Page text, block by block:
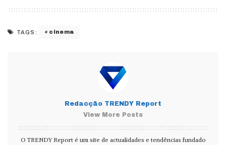
TAGS: cinema
Redacção TRENDY Report
View More Posts
O TRENDY Report é um site de actualidades e tendências fundado